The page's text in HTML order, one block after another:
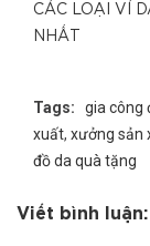
CÁC LOẠI VÍ
NHẤT
Tags: gia công
xuất, xưởng sản
đồ da quà tặng
Viết bình luận: